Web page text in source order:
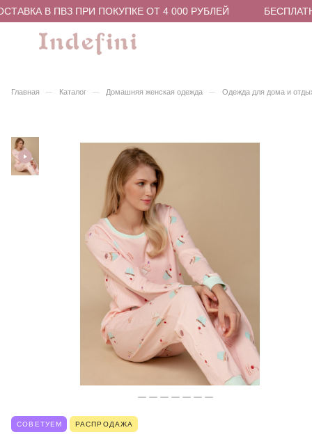
В ПВЗ ПРИ ПОКУПКЕ ОТ 4 000 РУБЛЕЙ
Главная – Каталог – Домашняя женская одежда – Одежда для дома и
СОВЕТУЕМ РАСПРОДАЖА